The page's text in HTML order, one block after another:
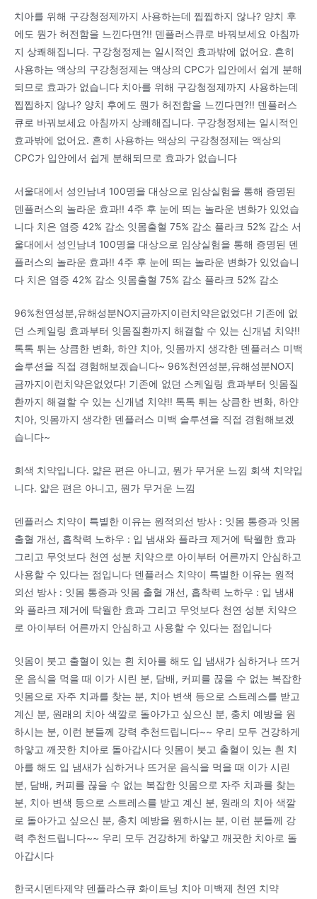
치아를 위해 구강청정제까지 사용하는데 찝찝하지 않나? 양치 후
에도 뭔가 허전함을 느낀다면?!! 덴플러스큐로 바꿔보세요 아침까
지 상쾌해집니다. 구강청정제는 일시적인 효과밖에 없어요. 흔히
사용하는 액상의 구강청정제는 액상의 CPC가 입안에서 쉽게 분해
되므로 효과가 없습니다 치아를 위해 구강청정제까지 사용하는데
찝찝하지 않나? 양치 후에도 뭔가 허전함을 느낀다면?!! 덴플러스
큐로 바꿔보세요 아침까지 상쾌해집니다. 구강청정제는 일시적인
효과밖에 없어요. 흔히 사용하는 액상의 구강청정제는 액상의
CPC가 입안에서 쉽게 분해되므로 효과가 없습니다
서울대에서 성인남녀 100명을 대상으로 임상실험을 통해 증명된
덴플러스의 놀라운 효과!! 4주 후 눈에 띄는 놀라운 변화가 있었습
니다 치은 염증 42% 감소 잇몸출혈 75% 감소 플라크 52% 감소 서
울대에서 성인남녀 100명을 대상으로 임상실험을 통해 증명된 덴
플러스의 놀라운 효과!! 4주 후 눈에 띄는 놀라운 변화가 있었습니
다 치은 염증 42% 감소 잇몸출혈 75% 감소 플라크 52% 감소
96%천연성분,유해성분NO지금까지이런치약은없었다! 기존에 없
던 스케일링 효과부터 잇몸질환까지 해결할 수 있는 신개념 치약!!
톡톡 튀는 상큼한 변화, 하얀 치아, 잇몸까지 생각한 덴플러스 미백
솔루션을 직접 경험해보겠습니다~ 96%천연성분,유해성분NO지
금까지이런치약은없었다! 기존에 없던 스케일링 효과부터 잇몸질
환까지 해결할 수 있는 신개념 치약!! 톡톡 튀는 상큼한 변화, 하얀
치아, 잇몸까지 생각한 덴플러스 미백 솔루션을 직접 경험해보겠
습니다~
회색 치약입니다. 얇은 편은 아니고, 뭔가 무거운 느낌 회색 치약입
니다. 얇은 편은 아니고, 뭔가 무거운 느낌
덴플러스 치약이 특별한 이유는 원적외선 방사 : 잇몸 통증과 잇몸
출혈 개선, 흡착력 노하우 : 입 냄새와 플라크 제거에 탁월한 효과
그리고 무엇보다 천연 성분 치약으로 아이부터 어른까지 안심하고
사용할 수 있다는 점입니다 덴플러스 치약이 특별한 이유는 원적
외선 방사 : 잇몸 통증과 잇몸 출혈 개선, 흡착력 노하우 : 입 냄새
와 플라크 제거에 탁월한 효과 그리고 무엇보다 천연 성분 치약으
로 아이부터 어른까지 안심하고 사용할 수 있다는 점입니다
잇몸이 붓고 출혈이 있는 흰 치아를 해도 입 냄새가 심하거나 뜨거
운 음식을 먹을 때 이가 시린 분, 담배, 커피를 끊을 수 없는 복잡한
잇몸으로 자주 치과를 찾는 분, 치아 변색 등으로 스트레스를 받고
계신 분, 원래의 치아 색깔로 돌아가고 싶으신 분, 충치 예방을 원
하시는 분, 이런 분들께 강력 추천드립니다~~ 우리 모두 건강하게
하얗고 깨끗한 치아로 돌아갑시다 잇몸이 붓고 출혈이 있는 흰 치
아를 해도 입 냄새가 심하거나 뜨거운 음식을 먹을 때 이가 시린
분, 담배, 커피를 끊을 수 없는 복잡한 잇몸으로 자주 치과를 찾는
분, 치아 변색 등으로 스트레스를 받고 계신 분, 원래의 치아 색깔
로 돌아가고 싶으신 분, 충치 예방을 원하시는 분, 이런 분들께 강
력 추천드립니다~~ 우리 모두 건강하게 하얗고 깨끗한 치아로 돌
아갑시다
한국시덴타제약 덴플라스큐 화이트닝 치아 미백제 천연 치약